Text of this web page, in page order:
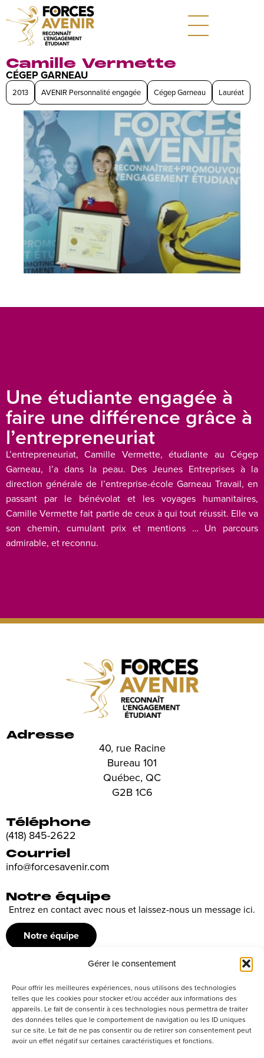
Gérer le consentement
Pour offrir les meilleures expériences, nous utilisons des technologies
telles que les cookies pour stocker et/ou accéder aux informations des
appareils. Le fait de consentir à ces technologies nous permettra de traiter
des données telles que le comportement de navigation ou les ID uniques
sur ce site. Le fait de ne pas consentir ou de retirer son consentement peut
avoir un effet négatif sur certaines caractéristiques et fonctions.
Camille Vermette
CÉGEP GARNEAU
2013 AVENIR Personnalité engagée Cégep Garneau Lauréat
Une étudiante engagée à
faire une différence grâce à
l’entrepreneuriat
L’entrepreneuriat, Camille Vermette, étudiante au Cégep
Garneau, l’a dans la peau. Des Jeunes Entreprises à la
direction générale de l’entreprise-école Garneau Travail, en
passant par le bénévolat et les voyages humanitaires,
Camille Vermette fait partie de ceux à qui tout réussit. Elle va
son chemin, cumulant prix et mentions … Un parcours
admirable, et reconnu.
Adresse
40, rue Racine
Bureau 101
Québec, QC
G2B 1C6
Téléphone
(418) 845-2622
Courriel
info@forcesavenir.com
Notre équipe
Entrez en contact avec nous et laissez-nous un message ici.
Notre équipe
Recrutement
Découvrez nos offres d’emploi ou envoyez votre candidature
spontanée
Postuler